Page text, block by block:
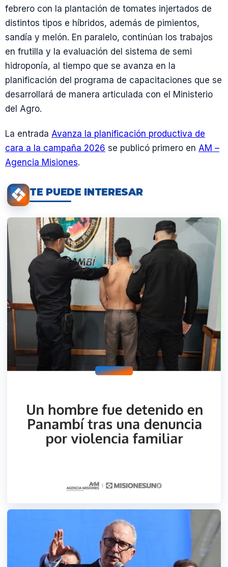
febrero con la plantación de tomates injertados de
distintos tipos e híbridos, además de pimientos,
sandía y melón. En paralelo, continúan los trabajos
en frutilla y la evaluación del sistema de semi
hidroponía, al tiempo que se avanza en la
planificación del programa de capacitaciones que se
desarrollará de manera articulada con el Ministerio
del Agro.
La entrada Avanza la planificación productiva de
cara a la campaña 2026 se publicó primero en AM –
Agencia Misiones.
TE PUEDE INTERESAR